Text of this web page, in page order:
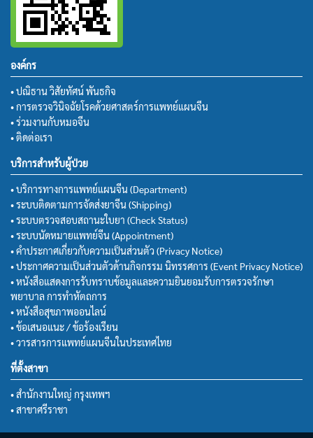
องค์กร
• ปณิธาน วิสัยทัศน์ พันธกิจ
• การตรวจวินิจฉัยโรคด้วยศาสตร์การแพทย์แผนจีน
• ร่วมงานกับหมอจีน
• ติดต่อเรา
บริการสำหรับผู้ป่วย
• บริการทางการแพทย์แผนจีน (Department)
• ระบบติดตามการจัดส่งยาจีน (Shipping)
• ระบบตรวจสอบสถานะใบยา (Check Status)
• ระบบนัดหมายแพทย์จีน (Appointment)
• คำประกาศเกี่ยวกับความเป็นส่วนตัว (Privacy Notice)
• ประกาศความเป็นส่วนตัวด้านกิจกรรม นิทรรศการ (Event Privacy Notice)
• หนังสือแสดงการรับทราบข้อมูลและความยินยอมรับการตรวจรักษา
พยาบาล การทำหัตถการ
• หนังสือสุขภาพออนไลน์
• ข้อเสนอแนะ / ข้อร้องเรียน
• วารสารการแพทย์แผนจีนในประเทศไทย
ที่ตั้งสาขา
• สำนักงานใหญ่ กรุงเทพฯ
• สาขาศรีราชา